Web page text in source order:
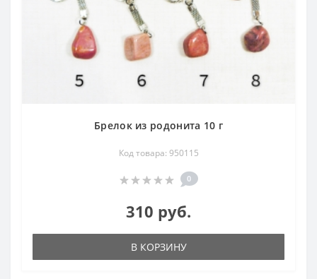
Брелок из родонита 10 г
Код товара: 950115
0
310 руб.
В КОРЗИНУ